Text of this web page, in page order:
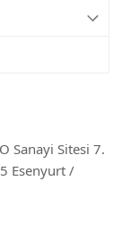
Sanayi Sitesi 7.
Esenyurt /